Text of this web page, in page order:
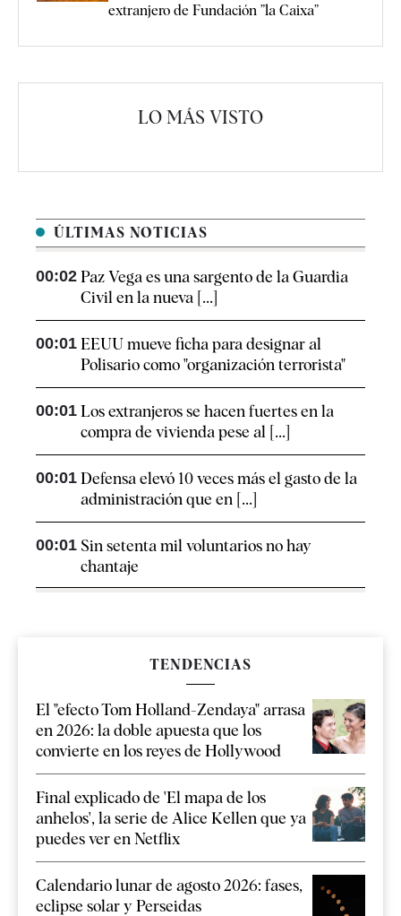
extranjero de Fundación ”la Caixa”
LO MÁS VISTO
ÚLTIMAS NOTICIAS
00:02 Paz Vega es una sargento de la Guardia
Civil en la nueva [...]
00:01 EEUU mueve ficha para designar al
Polisario como "organización terrorista"
00:01 Los extranjeros se hacen fuertes en la
compra de vivienda pese al [...]
00:01 Defensa elevó 10 veces más el gasto de la
administración que en [...]
00:01 Sin setenta mil voluntarios no hay
chantaje
TENDENCIAS
El "efecto Tom Holland-Zendaya" arrasa
en 2026: la doble apuesta que los
convierte en los reyes de Hollywood
Final explicado de 'El mapa de los
anhelos', la serie de Alice Kellen que ya
puedes ver en Netflix
Calendario lunar de agosto 2026: fases,
eclipse solar y Perseidas